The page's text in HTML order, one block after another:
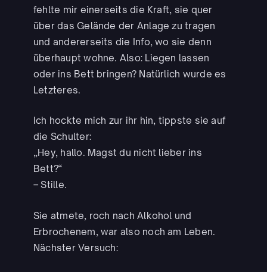
fehlte mir einerseits die Kraft, sie quer
über das Gelände der Anlage zu tragen
und andererseits die Info, wo sie denn
überhaupt wohne. Also: Liegen lassen
oder ins Bett bringen? Natürlich wurde es
Letzteres.
Ich hockte mich zur ihr hin, tippste sie auf
die Schulter:
„Hey, hallo. Magst du nicht lieber ins
Bett?“
– Stille.
Sie atmete, roch nach Alkohol und
Erbrochenem, war also noch am Leben.
Nächster Versuch: